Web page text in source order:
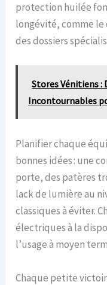
protection huilée
longévité, comme
des dossiers
Stores Vénitiens :
Incontournables
Planifier chaque
bonnes idées : une
porte, des patères
lack de lumière au
classiques à éviter.
électriques à la
l’usage à moyen
Chaque petite